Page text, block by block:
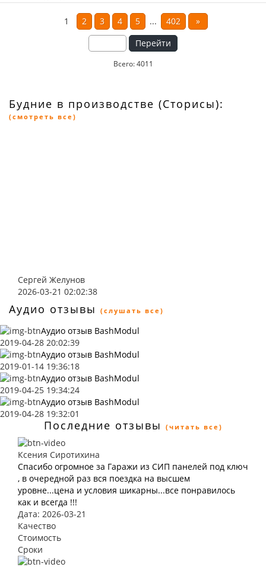
1 2 3 4 5 ... 402
»
Перейти
Всего: 4011
Будние в производстве (Сторисы):
(смотреть все)
Сергей Желунов
2026-03-21 02:02:38
Аудио отзывы (слушать все)
Аудио отзыв BashModul
2019-04-28 20:02:39
Аудио отзыв BashModul
2019-01-14 19:36:18
Аудио отзыв BashModul
2019-04-25 19:34:24
Аудио отзыв BashModul
2019-04-28 19:32:01
Последние отзывы (читать все)
Ксения Сиротихина
Спасибо огромное за Гаражи из СИП панелей под ключ
, в очередной раз вся поездка на высшем
уровне...цена и условия шикарны...все понравилось
как и всегда !!!
Дата: 2026-03-21
Качество
Стоимость
Сроки